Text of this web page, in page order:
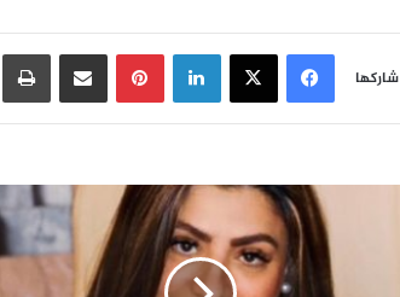
شاركها
فيسبوك ‫X لينكدإن بينتيريست مشاركة عبر البريد